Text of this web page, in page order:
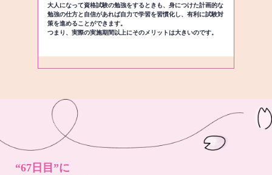
大人になって資格試験の勉強をするときも、身につけた計画的な
勉強の仕方と自信があれば自力で学習を習慣化し、有利に試験対
策を進めることができます。
つまり、実際の実施期間以上にそのメリットは大きいのです。
“67日目”に